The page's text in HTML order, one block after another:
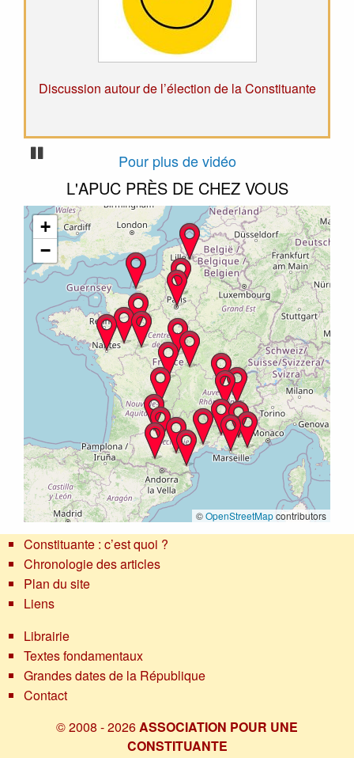
Une vraie Constituante face à la crise
Pour plus de vidéo
L'APUC PRÈS DE CHEZ VOUS
+
−
©OpenStreetMapcontributors
Constituante : c’est quoi ?
Chronologie des articles
Plan du site
Liens
Librairie
Textes fondamentaux
Grandes dates de la République
Contact
© 2008 - 2026ASSOCIATION POUR UNE
CONSTITUANTE